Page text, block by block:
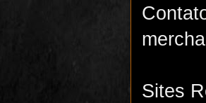
Sites